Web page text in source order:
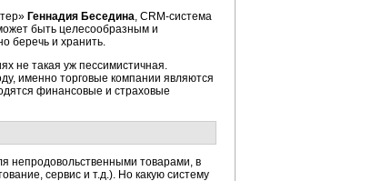
Геннадия Беседина, CRM-система
быть целесообразным и
беречь и хранить.
не такая уж пессимистичная.
именно торговые компании являются
финансовые и страховые
непродовольственными товарами, в
сервис и т.д.). Но какую систему